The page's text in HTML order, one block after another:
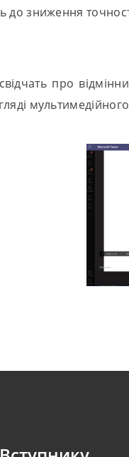
зниження
свідчать про